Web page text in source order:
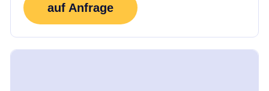
auf Anfrage